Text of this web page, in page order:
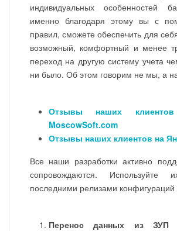
индивидуальных особенностей
именно благодаря этому вы с
правил, сможете обеспечить для
возможный, комфортный и менее
переход на другую систему учета
ни было. Об этом говорим не мы, а
Отзывы наших
MoscowSoft.com
Отзывы наших клиентов на
Все наши разработки активно
сопровождаются.
последними релизами
Перенос данных из